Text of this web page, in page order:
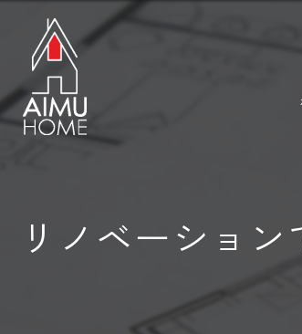
リノベーショ